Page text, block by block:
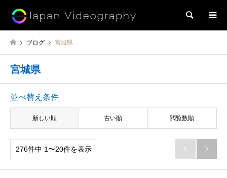
検索
ブログ 宮城県
宮城県
並べ替え条件
新しい順 古い順 閲覧数順
276件中 1〜20件を表示  